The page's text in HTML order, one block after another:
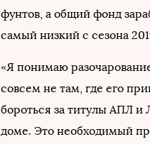
фунтов, а общий фонд
самый низкий с сезона
«Я понимаю
совсем не там, где его
бороться за титулы АПЛ и
доме. Это необходимый